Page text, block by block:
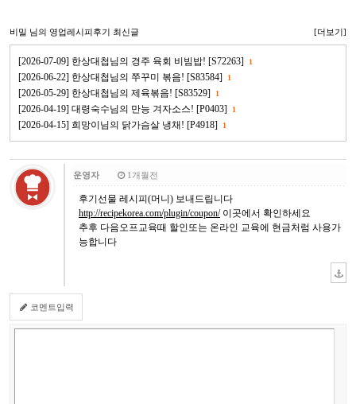
비밀 님의 영업레시피후기 최신글 [더보기]
[2026-07-09] 한상대첩님의 경주 육회 비빔밥! [S72263] 1
[2026-06-22] 한상대첩님의 쭈꾸미 볶음! [S83584] 1
[2026-05-29] 한상대첩님의 제육볶음! [S83529] 1
[2026-04-19] 대령숙수님의 만능 겨자소스! [P0403] 1
[2026-04-15] 희망이님의 닭가슴살 냉채! [P4918] 1
운영자 1개월전
후기선물 레시피(머니) 보내드립니다
http://recipekorea.com/plugin/coupon/이곳에서 확인하세요
추후 다음오프교육때 할인또는 온라인 교육에 현금처럼 사용가
능합니다
코멘트입력